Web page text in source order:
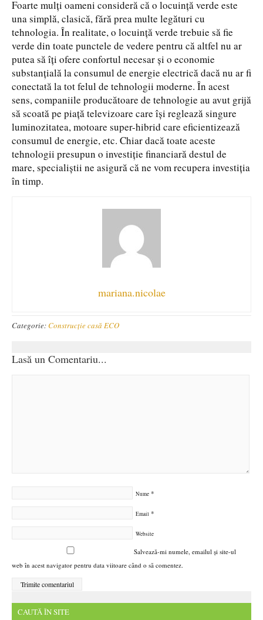
Foarte mulți oameni consideră că o locuință verde este
una simplă, clasică, fără prea multe legături cu
tehnologia. În realitate, o locuință verde trebuie să fie
verde din toate punctele de vedere pentru că altfel nu ar
putea să îți ofere confortul necesar și o economie
substanțială la consumul de energie electrică dacă nu ar fi
conectată la tot felul de tehnologii moderne. În acest
sens, companiile producătoare de tehnologie au avut grijă
să scoată pe piață televizoare care își reglează singure
luminozitatea, motoare super-hibrid care eficientizează
consumul de energie, etc. Chiar dacă toate aceste
tehnologii presupun o investiție financiară destul de
mare, specialiștii ne asigură că ne vom recupera investiția
în timp.
mariana.nicolae
Categorie:Construcție casă ECO
Lasă un Comentariu...
Nume *
Email *
Website
Salvează-mi numele, emailul și site-ul
web în acest navigator pentru data viitoare când o să comentez.
CAUTĂ ÎN SITE